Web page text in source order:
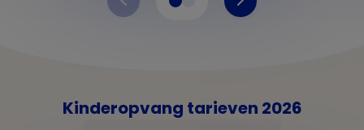
Kinderopvang tarieven 2026